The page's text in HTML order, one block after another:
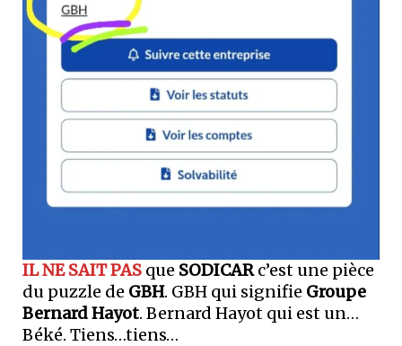
IL NE SAIT PAS que SODICARc’est une pièce
du puzzle de GBH. GBH qui signifie Groupe
Bernard Hayot. Bernard Hayot qui est un…
Béké. Tiens…tiens…